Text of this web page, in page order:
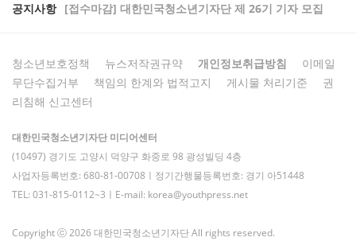
공지사항 [접수마감] 대한민국청소년기자단 제 26기 기자 모집
청소년보호정책 뉴스저작권규약 개인정보취급방침
이메일
무단수집거부
책임의 한계와 법적고지 게시물 처리기준
권
리침해 신고센터
대한민국청소년기자단 미디어센터
(10497) 경기도 고양시 덕양구 화중로 98 광성빌딩 4층
사업자등록번호: 680-81-00708ㅣ정기간행물등록번호: 경기 아51448
TEL: 031-815-0112~3ㅣE-mail: korea@youthpress.net
Copyright ⓒ 2026 대한민국청소년기자단 All rights reserved.